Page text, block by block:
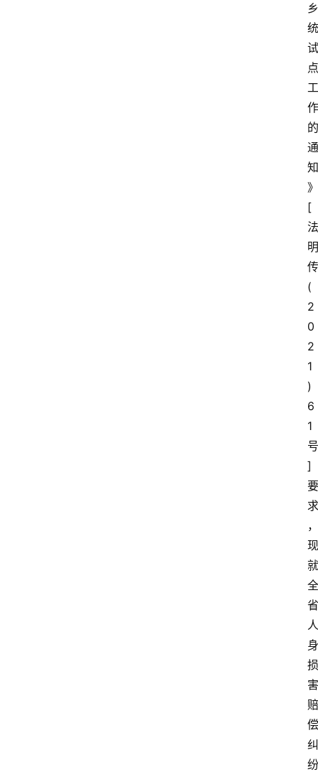
乡
统
试
点
工
作
的
通
知
》
[
法
明
传
(
2
0
2
1
)
6
1
号
]
要
求
，
现
就
全
省
人
身
损
害
赔
偿
纠
纷